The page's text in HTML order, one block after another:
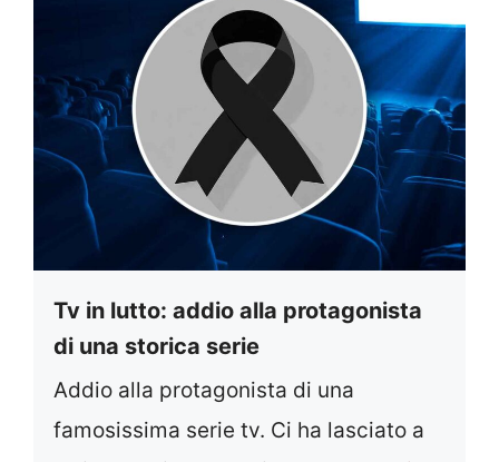
Tv in lutto: addio alla protagonista
di una storica serie
Addio alla protagonista di una
famosissima serie tv. Ci ha lasciato a